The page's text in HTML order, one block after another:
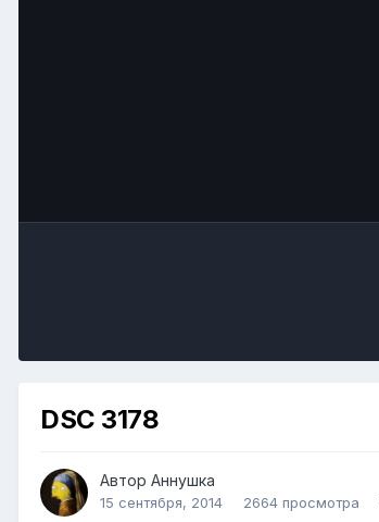
DSC 3178
Автор Аннушка
15 сентября, 2014 2664 просмотра